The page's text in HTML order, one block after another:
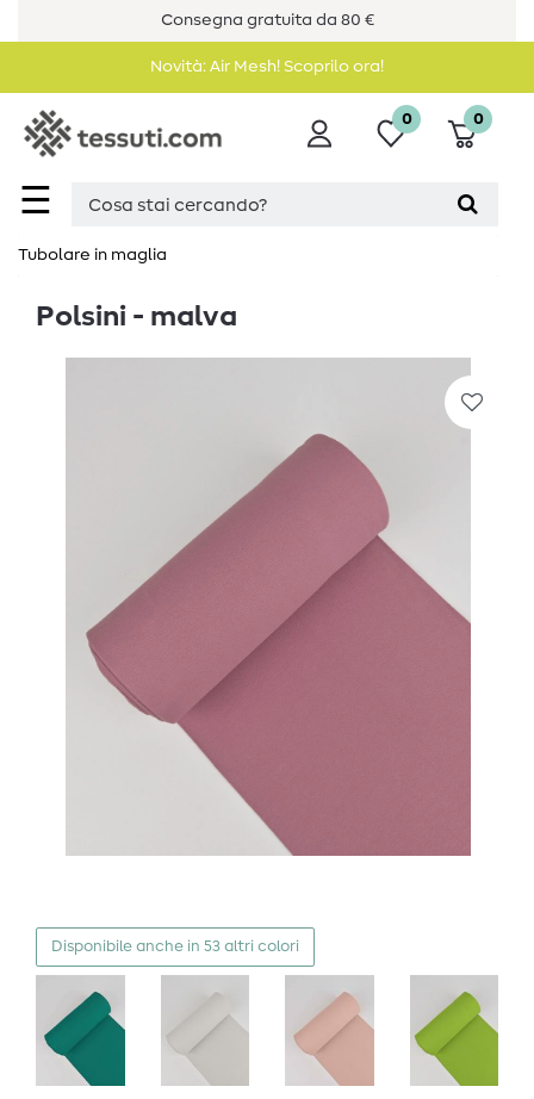
Consegna gratuita da 80 €
Novità: Air Mesh! Scoprilo ora!
☰
0 0
Tubolare in maglia
Polsini - malva
Disponibile anche in 53 altri colori